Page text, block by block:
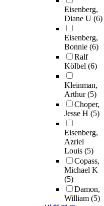
Eisenberg,
Diane U (6)
Eisenberg,
Bonnie (6)
Ralf
Kölbel (6)
Kleinman,
Arthur(5)
Choper,
Jesse H (5)
Eisenberg,
Azriel
Louis (5)
Copass,
Michael K
(5)
Damon,
William (5)